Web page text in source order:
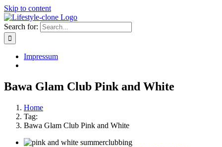
Skip to content
Search for:
Impressum
Bawa Glam Club Pink and White
Home
Tag:
Bawa Glam Club Pink and White